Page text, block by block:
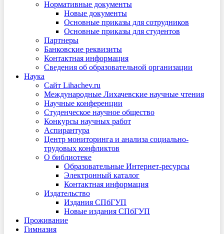
Нормативные документы
Новые документы
Основные приказы для сотрудников
Основные приказы для студентов
Партнеры
Банковские реквизиты
Контактная информация
Сведения об образовательной организации
Наука
Сайт Lihachev.ru
Международные Лихачевские научные чтения
Научные конференции
Студенческое научное общество
Конкурсы научных работ
Аспирантура
Центр мониторинга и анализа социально-
трудовых конфликтов
О библиотеке
Образовательные Интернет-ресурсы
Электронный каталог
Контактная информация
Издательство
Издания СПбГУП
Новые издания СПбГУП
Проживание
Гимназия